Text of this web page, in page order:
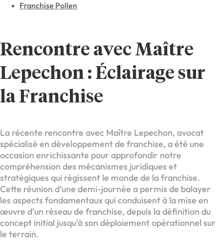
Franchise Pollen
Rencontre avec Maître
Lepechon : Éclairage sur
la Franchise
La récente rencontre avec Maître Lepechon, avocat
spécialisé en développement de franchise, a été une
occasion enrichissante pour approfondir notre
compréhension des mécanismes juridiques et
stratégiques qui régissent le monde de la franchise.
Cette réunion d’une demi-journée a permis de balayer
les aspects fondamentaux qui conduisent à la mise en
œuvre d’un réseau de franchise, depuis la définition du
concept initial jusqu’à son déploiement opérationnel sur
le terrain.